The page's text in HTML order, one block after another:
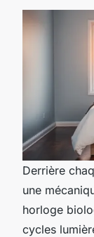
Derrière
une
horloge
cycles